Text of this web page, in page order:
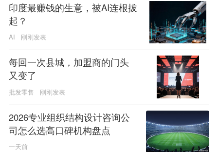
印度最赚钱的生意，被AI连根拔
起？
AI 刚刚发表
每回一次县城，加盟商的门头
又变了
批发零售 刚刚发表
2026专业组织结构设计咨询公
司怎么选高口碑机构盘点
一天前